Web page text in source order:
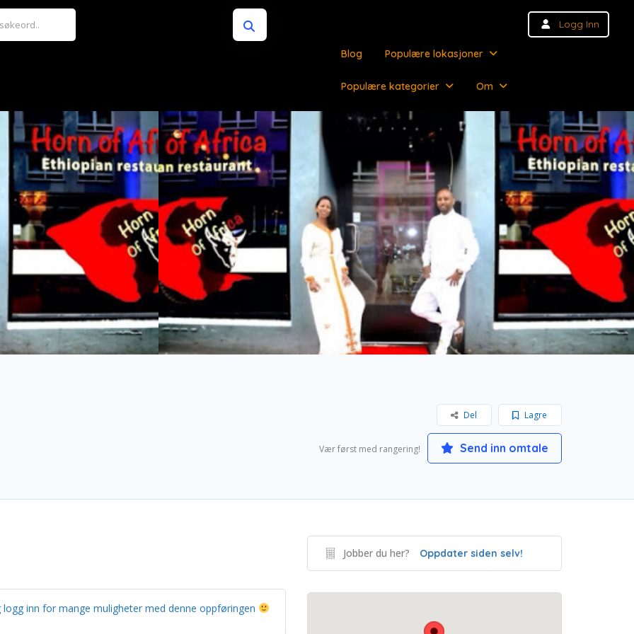
Logg Inn
Blog Populære lokasjoner
Populære kategorier Om
Lagre
Del
Vær først med rangering! Send inn omtale
inn for mange muligheter med denne oppføringen
Jobber du her? Oppdater siden selv!